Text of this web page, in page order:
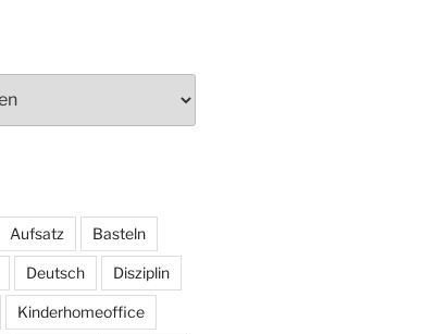
Aufsatz Basteln
Deutsch Disziplin
Kinderhomeoffice